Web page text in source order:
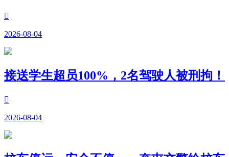

2026-08-04
接送学生超员100%，2名驾驶人被刑拘！

2026-08-04